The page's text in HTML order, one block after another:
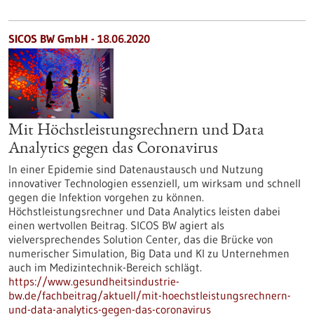
SICOS BW GmbH - 18.06.2020
Mit Höchstleistungsrechnern und Data
Analytics gegen das Coronavirus
In einer Epidemie sind Datenaustausch und Nutzung
innovativer Technologien essenziell, um wirksam und schnell
gegen die Infektion vorgehen zu können.
Höchstleistungsrechner und Data Analytics leisten dabei
einen wertvollen Beitrag. SICOS BW agiert als
vielversprechendes Solution Center, das die Brücke von
numerischer Simulation, Big Data und KI zu Unternehmen
auch im Medizintechnik-Bereich schlägt.
https://www.gesundheitsindustrie-
bw.de/fachbeitrag/aktuell/mit-hoechstleistungsrechnern-
und-data-analytics-gegen-das-coronavirus